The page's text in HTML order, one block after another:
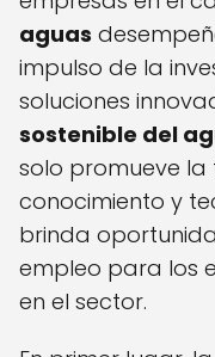
aguas
impulso de la
soluciones
sostenible del
solo promueve
conocimiento y
brinda
empleo para los
en el sector.